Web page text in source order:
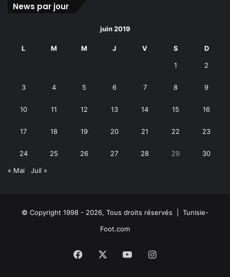
News par jour
juin 2019
L M M J V S D
1 2
3 4 5 6 7 8 9
10 11 12 13 14 15 16
17 18 19 20 21 22 23
24 25 26 27 28 29 30
« Mai Juil »
© Copyright 1998 - 2026, Tous droits réservés | Tunisie-
Foot.com
Facebook YouTubeInstagram